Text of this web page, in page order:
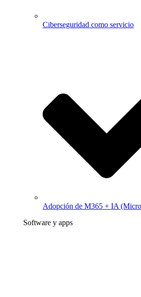
Ciberseguridad como servicio
Adopción de M365 + IA
Software y apps